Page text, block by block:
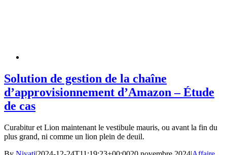
Solution de gestion de la chaîne
d’approvisionnement d’Amazon – Étude
de cas
Curabitur et Lion maintenant le vestibule mauris, ou avant la fin du
plus grand, ni comme un lion plein de deuil.